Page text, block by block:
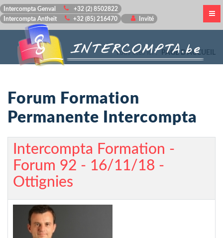
Intercompta Genval
+32 (2) 8502822
Intercompta Antheit
+32 (85) 216470 Invité
Vous êtes ici : PAGE D'ACCUEIL
Forum Formation
Permanente Intercompta
Intercompta Formation -
Forum 92 - 16/11/18 -
Ottignies